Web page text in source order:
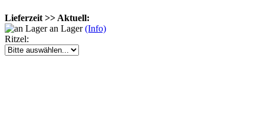
Lieferzeit >> Aktuell:
an Lager(Info)
Ritzel: